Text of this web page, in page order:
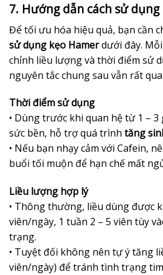
7. Hướng dẫn cách sử
Để tối ưu hóa hiệu quả, bạn cần
sử dụng kẹo Hamerdưới đây.
chỉnh liều lượng và thời điểm sử
nguyên tắc chung sau vẫn rất
Thời điểm sử dụng
• Dùng trước khi quan hệ từ 1 –
sức bền, hỗ trợ quá trình tăng
• Nếu bạn nhạy cảm với Cafein,
buổi tối muộn để hạn chế mất
Liều lượng hợp lý
• Thông thường, liều dùng được
viên/ngày, 1 tuần 2 – 5 viên tùy
trạng.
• Tuyệt đối không nên tự ý tăng
viên/ngày) để tránh tình trạng